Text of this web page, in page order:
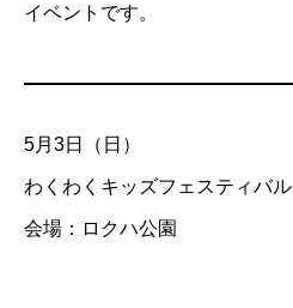
イベントです。
5月3日（日）
わくわくキッズフェスティバル
会場：ロクハ公園